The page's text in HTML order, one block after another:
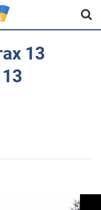
13